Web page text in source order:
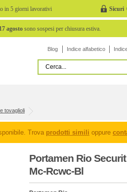
in 5 giorni lavorativi Sicuri
agostosono sospesi per chiusura estiva.
Blog Indice alfabetico
tovaglioli
Trova prodotti simili oppure
Portamen Rio
Mc-Rcwc-Bl